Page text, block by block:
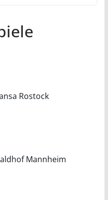
Rostock
Mannheim